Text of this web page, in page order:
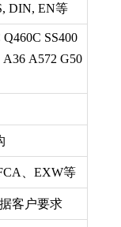
DIN, EN等
SS400
A36 A572 G50
、EXW等
客户要求